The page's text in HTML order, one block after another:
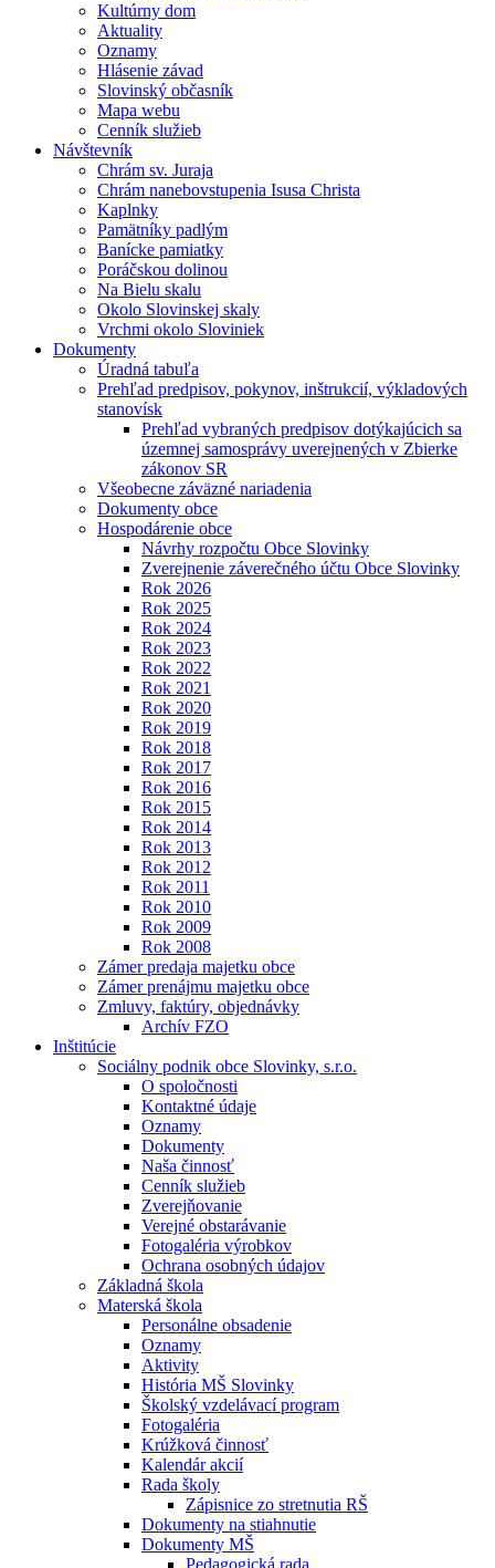
Kultúrny dom
Aktuality
Oznamy
Hlásenie závad
Slovinský občasník
Mapa webu
Cenník služieb
Návštevník
Chrám sv. Juraja
Chrám nanebovstupenia Isusa Christa
Kaplnky
Pamätníky padlým
Banícke pamiatky
Poráčskou dolinou
Na Bielu skalu
Okolo Slovinskej skaly
Vrchmi okolo Sloviniek
Dokumenty
Úradná tabuľa
Prehľad predpisov, pokynov, inštrukcií, výkladových
stanovísk
Prehľad vybraných predpisov dotýkajúcich sa
územnej samosprávy uverejnených v Zbierke
zákonov SR
Všeobecne záväzné nariadenia
Dokumenty obce
Hospodárenie obce
Návrhy rozpočtu Obce Slovinky
Zverejnenie záverečného účtu Obce Slovinky
Rok 2026
Rok 2025
Rok 2024
Rok 2023
Rok 2022
Rok 2021
Rok 2020
Rok 2019
Rok 2018
Rok 2017
Rok 2016
Rok 2015
Rok 2014
Rok 2013
Rok 2012
Rok 2011
Rok 2010
Rok 2009
Rok 2008
Zámer predaja majetku obce
Zámer prenájmu majetku obce
Zmluvy, faktúry, objednávky
Archív FZO
Inštitúcie
Sociálny podnik obce Slovinky, s.r.o.
O spoločnosti
Kontaktné údaje
Oznamy
Dokumenty
Naša činnosť
Cenník služieb
Zverejňovanie
Verejné obstarávanie
Fotogaléria výrobkov
Ochrana osobných údajov
Základná škola
Materská škola
Personálne obsadenie
Oznamy
Aktivity
História MŠ Slovinky
Školský vzdelávací program
Fotogaléria
Krúžková činnosť
Kalendár akcií
Rada školy
Zápisnice zo stretnutia RŠ
Dokumenty na stiahnutie
Dokumenty MŠ
Pedagogická rada